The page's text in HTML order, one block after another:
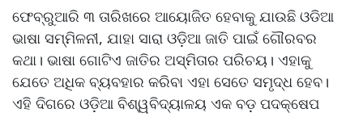
ଫେବ୍ରୁଆରି ୩ ତାରିଖରେ ଆୟୋଜିତ ହେବାକୁ ଯାଉଛି ଓଡିଆ
ଭାଷା ସମ୍ମିଳନୀ, ଯାହା ସାରା ଓଡ଼ିଆ ଜାତି ପାଇଁ ଗୌରବର
କଥା। ଭାଷା ଗୋଟିଏ ଜାତିର ଅସ୍ମିତାର ପରିଚୟ। ଏହାକୁ
ଯେତେ ଅଧିକ ବ୍ୟବହାର କରିବା ଏହା ସେତେ ସମୃଦ୍ଧ ହେବ।
ଏହି ଦିଗରେ ଓଡ଼ିଆ ବିଶ୍ୱବିଦ୍ୟାଳୟ ଏକ ବଡ଼ ପଦକ୍ଷେପ